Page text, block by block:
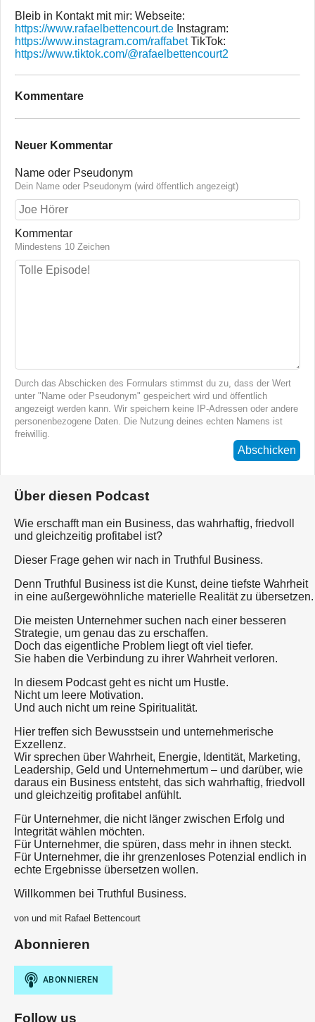
Bleib in Kontakt mit mir: Webseite:
https://www.rafaelbettencourt.de Instagram:
https://www.instagram.com/raffabetTikTok:
https://www.tiktok.com/@rafaelbettencourt2
Kommentare
Neuer Kommentar
Name oder Pseudonym
Dein Name oder Pseudonym (wird öffentlich angezeigt)
Kommentar
Mindestens 10 Zeichen
Durch das Abschicken des Formulars stimmst du zu, dass der Wert
unter "Name oder Pseudonym" gespeichert wird und öffentlich
angezeigt werden kann. Wir speichern keine IP-Adressen oder andere
personenbezogene Daten. Die Nutzung deines echten Namens ist
freiwillig.
Abschicken
Über diesen Podcast
Wie erschafft man ein Business, das wahrhaftig, friedvoll
und gleichzeitig profitabel ist?
Dieser Frage gehen wir nach in Truthful Business.
Denn Truthful Business ist die Kunst, deine tiefste Wahrheit
in eine außergewöhnliche materielle Realität zu übersetzen.
Die meisten Unternehmer suchen nach einer besseren
Strategie, um genau das zu erschaffen.
Doch das eigentliche Problem liegt oft viel tiefer.
Sie haben die Verbindung zu ihrer Wahrheit verloren.
In diesem Podcast geht es nicht um Hustle.
Nicht um leere Motivation.
Und auch nicht um reine Spiritualität.
Hier treffen sich Bewusstsein und unternehmerische
Exzellenz.
Wir sprechen über Wahrheit, Energie, Identität, Marketing,
Leadership, Geld und Unternehmertum – und darüber, wie
daraus ein Business entsteht, das sich wahrhaftig, friedvoll
und gleichzeitig profitabel anfühlt.
Für Unternehmer, die nicht länger zwischen Erfolg und
Integrität wählen möchten.
Für Unternehmer, die spüren, dass mehr in ihnen steckt.
Für Unternehmer, die ihr grenzenloses Potenzial endlich in
echte Ergebnisse übersetzen wollen.
Willkommen bei Truthful Business.
von und mit Rafael Bettencourt
Abonnieren
Follow us